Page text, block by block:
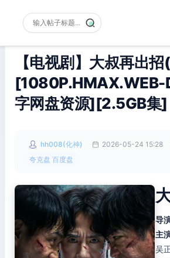
【电视剧】大叔再出
[1080P.HMAX.WEB-
字网盘资源][2.5GB集]
hh008(化神) 2026-05-24 15:28
夸克盘 百度盘
导
主
吴